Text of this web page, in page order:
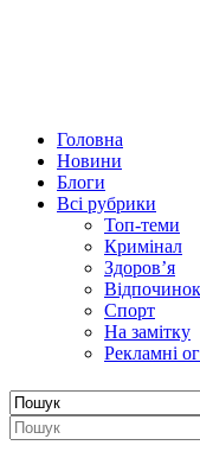
Головна
Новини
Блоги
Всі рубрики
Топ-теми
Кримінал
Здоров’я
Відпочинок
Спорт
На замітку
Рекламні